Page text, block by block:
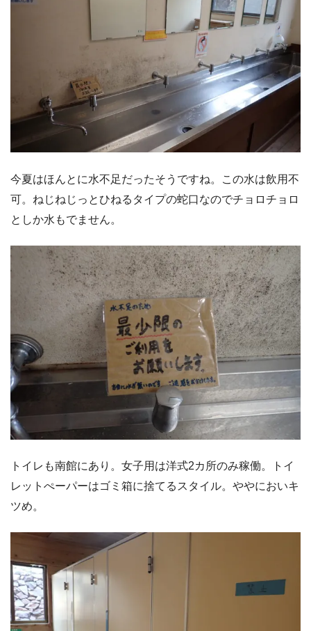
今夏はほんとに水不足だったそうですね。この水は飲用不
可。ねじねじっとひねるタイプの蛇口なのでチョロチョロ
としか水もでません。
トイレも南館にあり。女子用は洋式2カ所のみ稼働。トイ
レットぺーパーはゴミ箱に捨てるスタイル。ややにおいキ
ツめ。